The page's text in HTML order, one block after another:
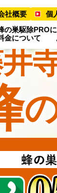
社概要
個
の巣駆除PRO
金について